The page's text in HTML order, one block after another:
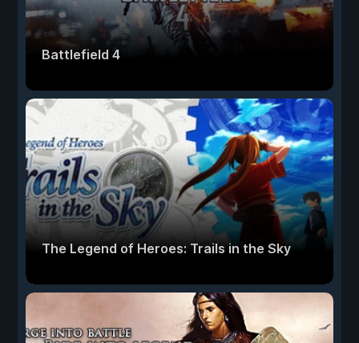
Battlefield 4
The Legend of Heroes: Trails in the Sky